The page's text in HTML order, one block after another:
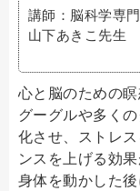
講師：脳科学専
山下あきこ先生
心と脳のための
グーグルや多く
化させ、ストレ
ンスを上げる効
身体を動かした